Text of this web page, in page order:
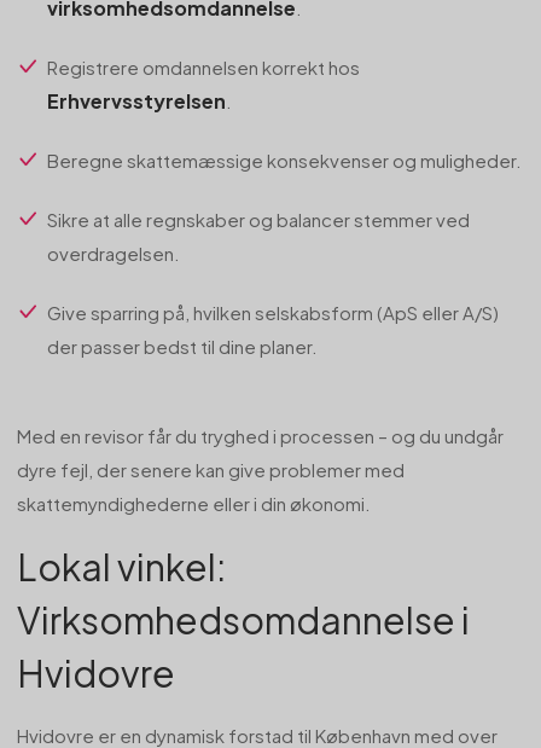
virksomhedsomdannelse
Registrere omdannelsen korrekt hos
Erhvervsstyrelsen
Beregne skattemæssige konsekvenser og muligheder.
Sikre at alle regnskaber og balancer stemmer ved
overdragelsen.
Give sparring på, hvilken selskabsform (ApS eller A/S)
der passer bedst til dine planer.
Med en revisor får du tryghed i processen – og du undgår
dyre fejl, der senere kan give problemer med
skattemyndighederne eller i din økonomi.
Lokal vinkel:
Virksomhedsomdannelse i
Hvidovre
Hvidovre er en dynamisk forstad til København med over